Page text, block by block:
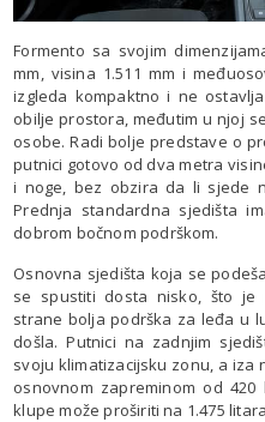
Formento sa svojim
mm, visina 1.511 mm i
izgleda kompaktno i ne
obilje prostora, međutim u njoj
osobe. Radi bolje predstave o
putnici gotovo od dva metra
i noge, bez obzira da li sjede
Prednja standardna sjedišta
dobrom bočnom podrškom.
Osnovna sjedišta koja se
se spustiti dosta nisko, što je
strane bolja podrška za leđa u
došla. Putnici na zadnjim
svoju klimatizacijsku zonu, a iza
osnovnom zapreminom od
klupe može proširiti na 1.475